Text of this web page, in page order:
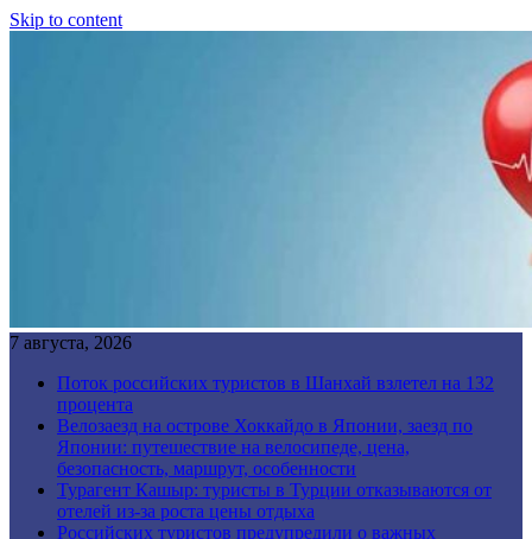
Skip to content
7 августа, 2026
Поток российских туристов в Шанхай взлетел на 132
процента
Велозаезд на острове Хоккайдо в Японии, заезд по
Японии: путешествие на велосипеде, цена,
безопасность, маршрут, особенности
Турагент Кашыр: туристы в Турции отказываются от
отелей из-за роста цены отдыха
Российских туристов предупредили о важных